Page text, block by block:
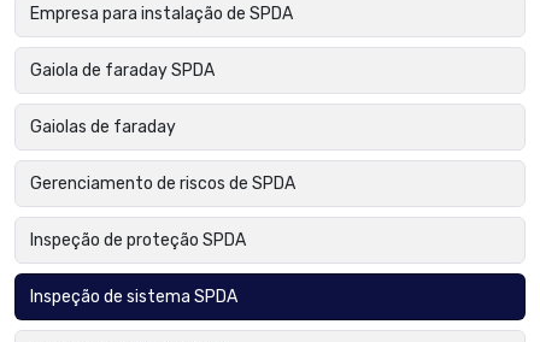
Empresa para instalação de SPDA
Gaiola de faraday SPDA
Gaiolas de faraday
Gerenciamento de riscos de SPDA
Inspeção de proteção SPDA
Inspeção de sistema SPDA